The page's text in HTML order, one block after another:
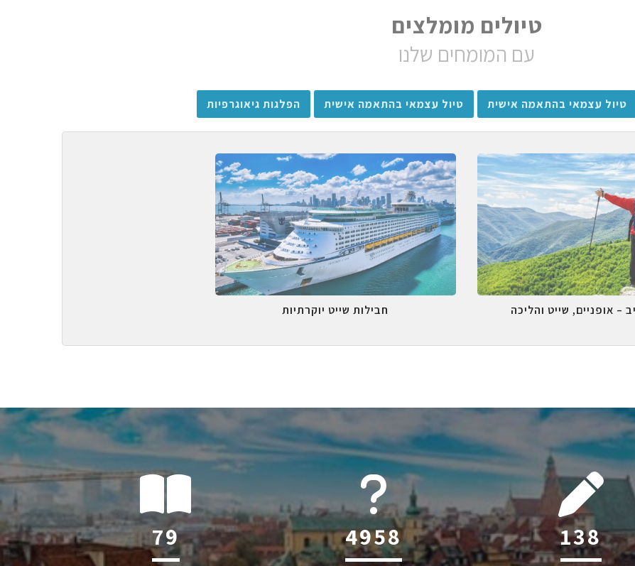
טיולים מומלצים
עם המומחים שלנו
טיול עצמאי בהתאמה אישית טיול עצמאי בהתאמה אישית הפלגות גיאוגרפיות
– אופניים, שייט והליכה חבילות שייט יוקרתיות
124 6045 218